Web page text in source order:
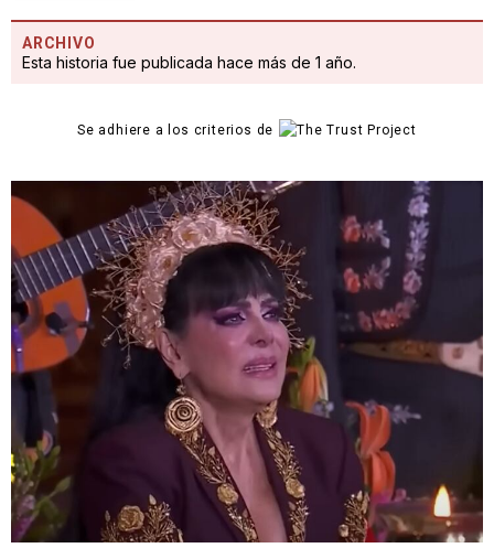
ARCHIVO
Esta historia fue publicada hace más de 1 año.
Se adhiere a los criterios de